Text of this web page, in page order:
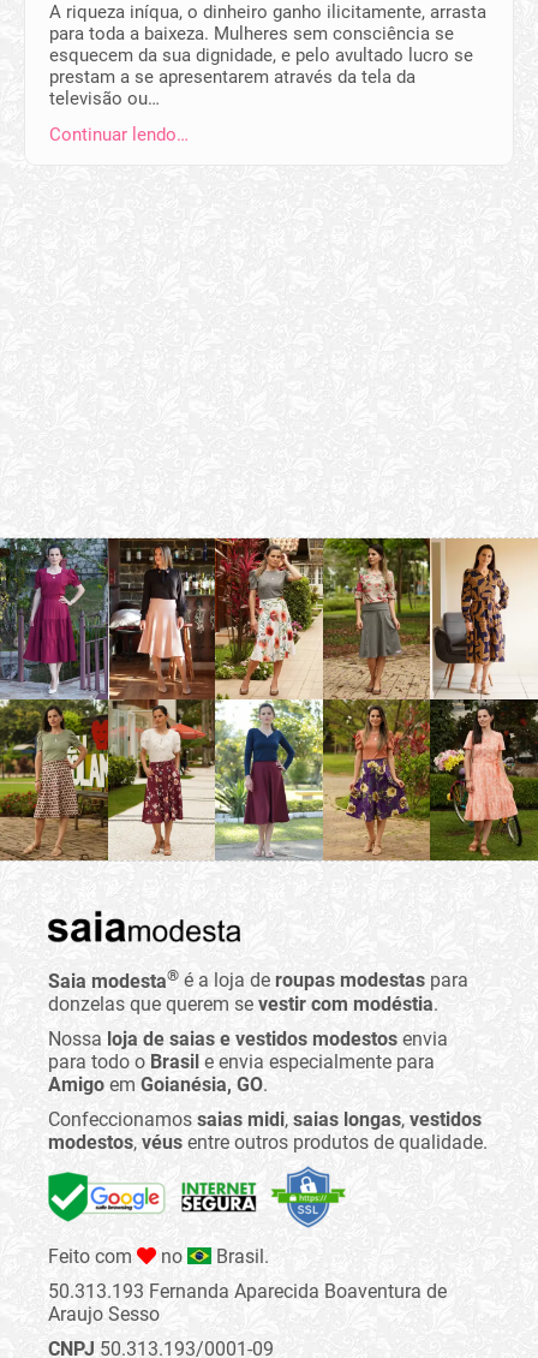
A riqueza iníqua, o dinheiro ganho ilicitamente, arrasta
para toda a baixeza. Mulheres sem consciência se
esquecem da sua dignidade, e pelo avultado lucro se
prestam a se apresentarem através da tela da
televisão ou…
Continuar lendo…
Saia modesta® é a loja de roupas modestas para
donzelas que querem se vestir com modéstia.
Nossa loja de saias e vestidos modestos envia
para todo o Brasil e envia especialmente para
Amigo em Goianésia, GO.
Confeccionamos saias midi, saias longas, vestidos
modestos, véus entre outros produtos de qualidade.
Feito com no
Brasil.
50.313.193 Fernanda Aparecida Boaventura de
Araujo Sesso
CNPJ 50.313.193/0001-09